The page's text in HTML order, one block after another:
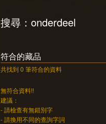
搜尋：onderdeel
符合的藏品
共找到 0 筆符合的資料
無符合資料!!
建議：
- 請檢查有無錯別字
- 請換用不同的查詢字詞